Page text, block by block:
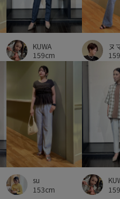
上品 上質な素材感
感 冷んやり 取り外し
大人カジュアル 天然皮革
接触冷感
機能素材 清涼感 秋冬
程よい肉感 肌馴染が良い
透け感 長財布
KUWA
159cm
ヌ
su
153cm